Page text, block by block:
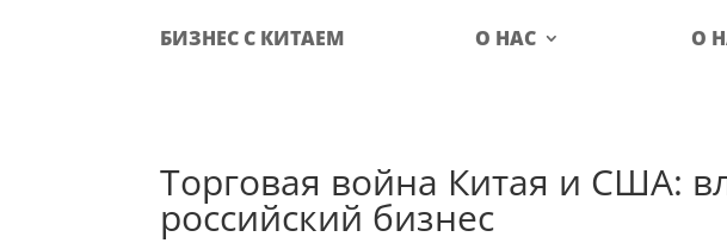
БИЗНЕС С КИТАЕМ О НАС О
Торговая война Китая и США:
российский бизнес